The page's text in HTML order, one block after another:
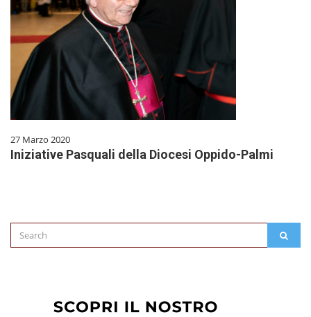
27 Marzo 2020
Iniziative Pasquali della Diocesi Oppido-Palmi
Search
for: